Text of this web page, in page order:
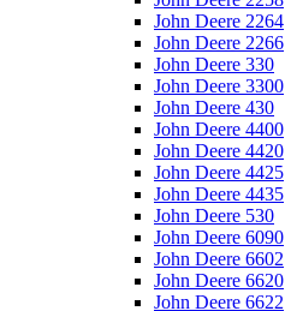
John Deere 2264
John Deere 2266
John Deere 330
John Deere 3300
John Deere 430
John Deere 4400
John Deere 4420
John Deere 4425
John Deere 4435
John Deere 530
John Deere 6090
John Deere 6602
John Deere 6620
John Deere 6622